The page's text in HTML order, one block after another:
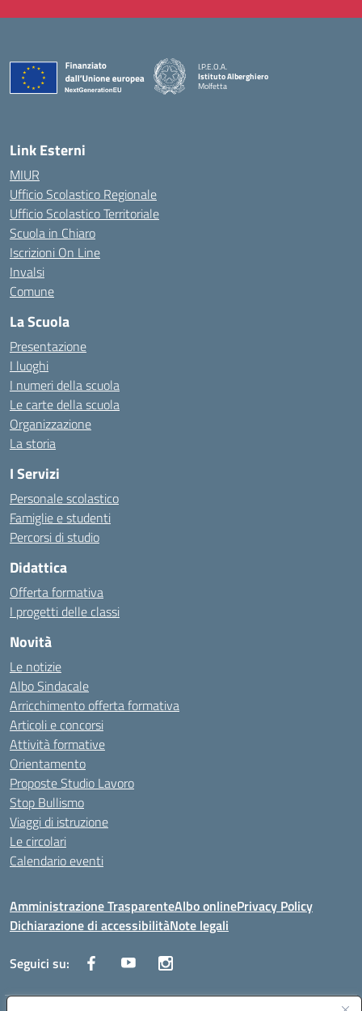
I.P.E.O.A.
Istituto Alberghiero
Molfetta
Link Esterni
MIUR
Ufficio Scolastico Regionale
Ufficio Scolastico Territoriale
Scuola in Chiaro
Iscrizioni On Line
Invalsi
Comune
La Scuola
Presentazione
I luoghi
I numeri della scuola
Le carte della scuola
Organizzazione
La storia
I Servizi
Personale scolastico
Famiglie e studenti
Percorsi di studio
Didattica
Offerta formativa
I progetti delle classi
Novità
Le notizie
Albo Sindacale
Arricchimento offerta formativa
Articoli e concorsi
Attività formative
Orientamento
Proposte Studio Lavoro
Stop Bullismo
Viaggi di istruzione
Le circolari
Calendario eventi
Amministrazione TrasparenteAlbo onlinePrivacy Policy
Dichiarazione di accessibilitàNote legali
Seguici su: